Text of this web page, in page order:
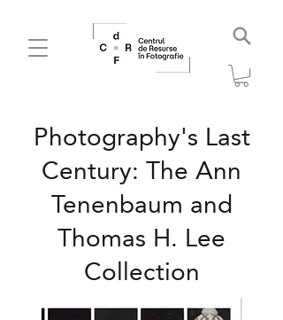
Photography's Last
Century: The Ann
Tenenbaum and
Thomas H. Lee
Collection